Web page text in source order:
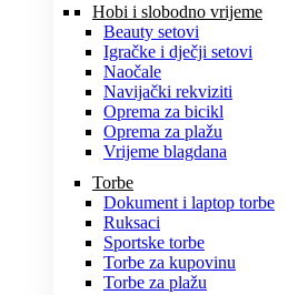
Hobi i slobodno vrijeme
Beauty setovi
Igračke i dječji setovi
Naočale
Navijački rekviziti
Oprema za bicikl
Oprema za plažu
Vrijeme blagdana
Torbe
Dokument i laptop torbe
Ruksaci
Sportske torbe
Torbe za kupovinu
Torbe za plažu